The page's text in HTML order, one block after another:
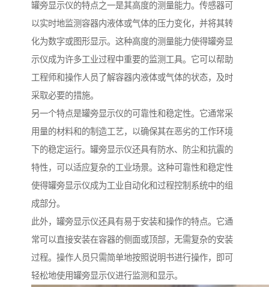
罐旁显示仪的特点之一是其高度的测量能力。传感器可
以实时地监测容器内液体或气体的压力变化，并将其转
化为数字或图形显示。这种高度的测量能力使得罐旁显
示仪成为许多工业过程中重要的监测工具。它可以帮助
工程师和操作人员了解容器内液体或气体的状态，及时
采取必要的措施。
另一个特点是罐旁显示仪的可靠性和稳定性。它通常采
用量的材料和的制造工艺，以确保其在恶劣的工作环境
下的稳定运行。罐旁显示仪还具有防水、防尘和抗震的
特性，可以适应复杂的工业场景。这种可靠性和稳定性
使得罐旁显示仪成为工业自动化和过程控制系统中的组
成部分。
此外，罐旁显示仪还具有易于安装和操作的特点。它通
常可以直接安装在容器的侧面或顶部，无需复杂的安装
过程。操作人员只需简单地按照说明书进行操作，即可
轻松地使用罐旁显示仪进行监测和显示。